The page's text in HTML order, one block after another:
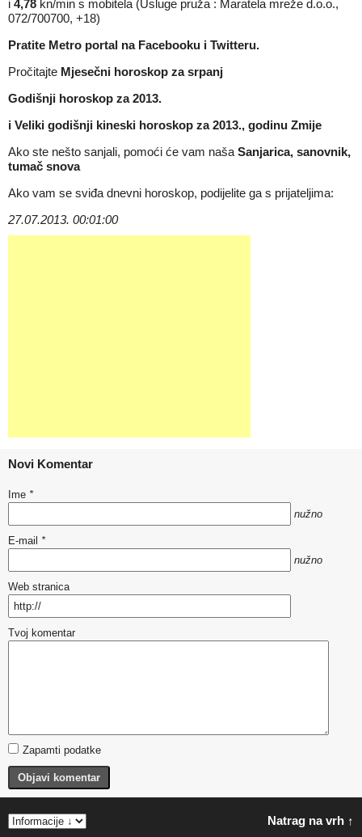
i 4,78 kn/min s mobitela (Usluge pruža : Maratela mreže d.o.o.,
072/700700, +18)
Pratite Metro portal na Facebooku i Twitteru.
Pročitajte Mjesečni horoskop za srpanj
Godišnji horoskop za 2013.
i Veliki godišnji kineski horoskop za 2013., godinu Zmije
Ako ste nešto sanjali, pomoći će vam naša Sanjarica, sanovnik,
tumač snova
Ako vam se sviđa dnevni horoskop, podijelite ga s prijateljima:
27.07.2013. 00:01:00
Novi Komentar
Ime *
nužno
E-mail *
nužno
Web stranica
Tvoj komentar
Zapamti podatke
Objavi komentar
Natrag na vrh ↑